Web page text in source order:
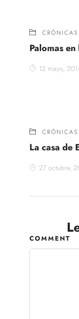
Palomas
12 mayo,
La casa de
27 octubre,
COMMENT